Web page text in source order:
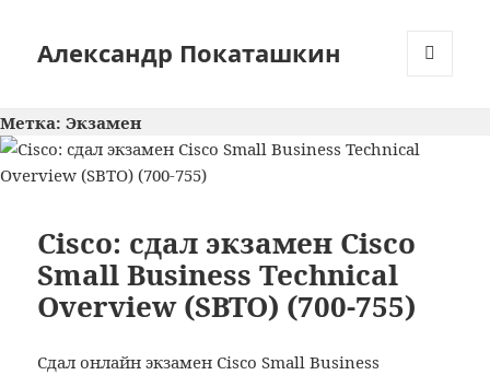
Александр Покаташкин
Метка: Экзамен
Cisco: сдал экзамен Cisco
Small Business Technical
Overview (SBTO) (700-755)
Сдал онлайн экзамен Cisco Small Business